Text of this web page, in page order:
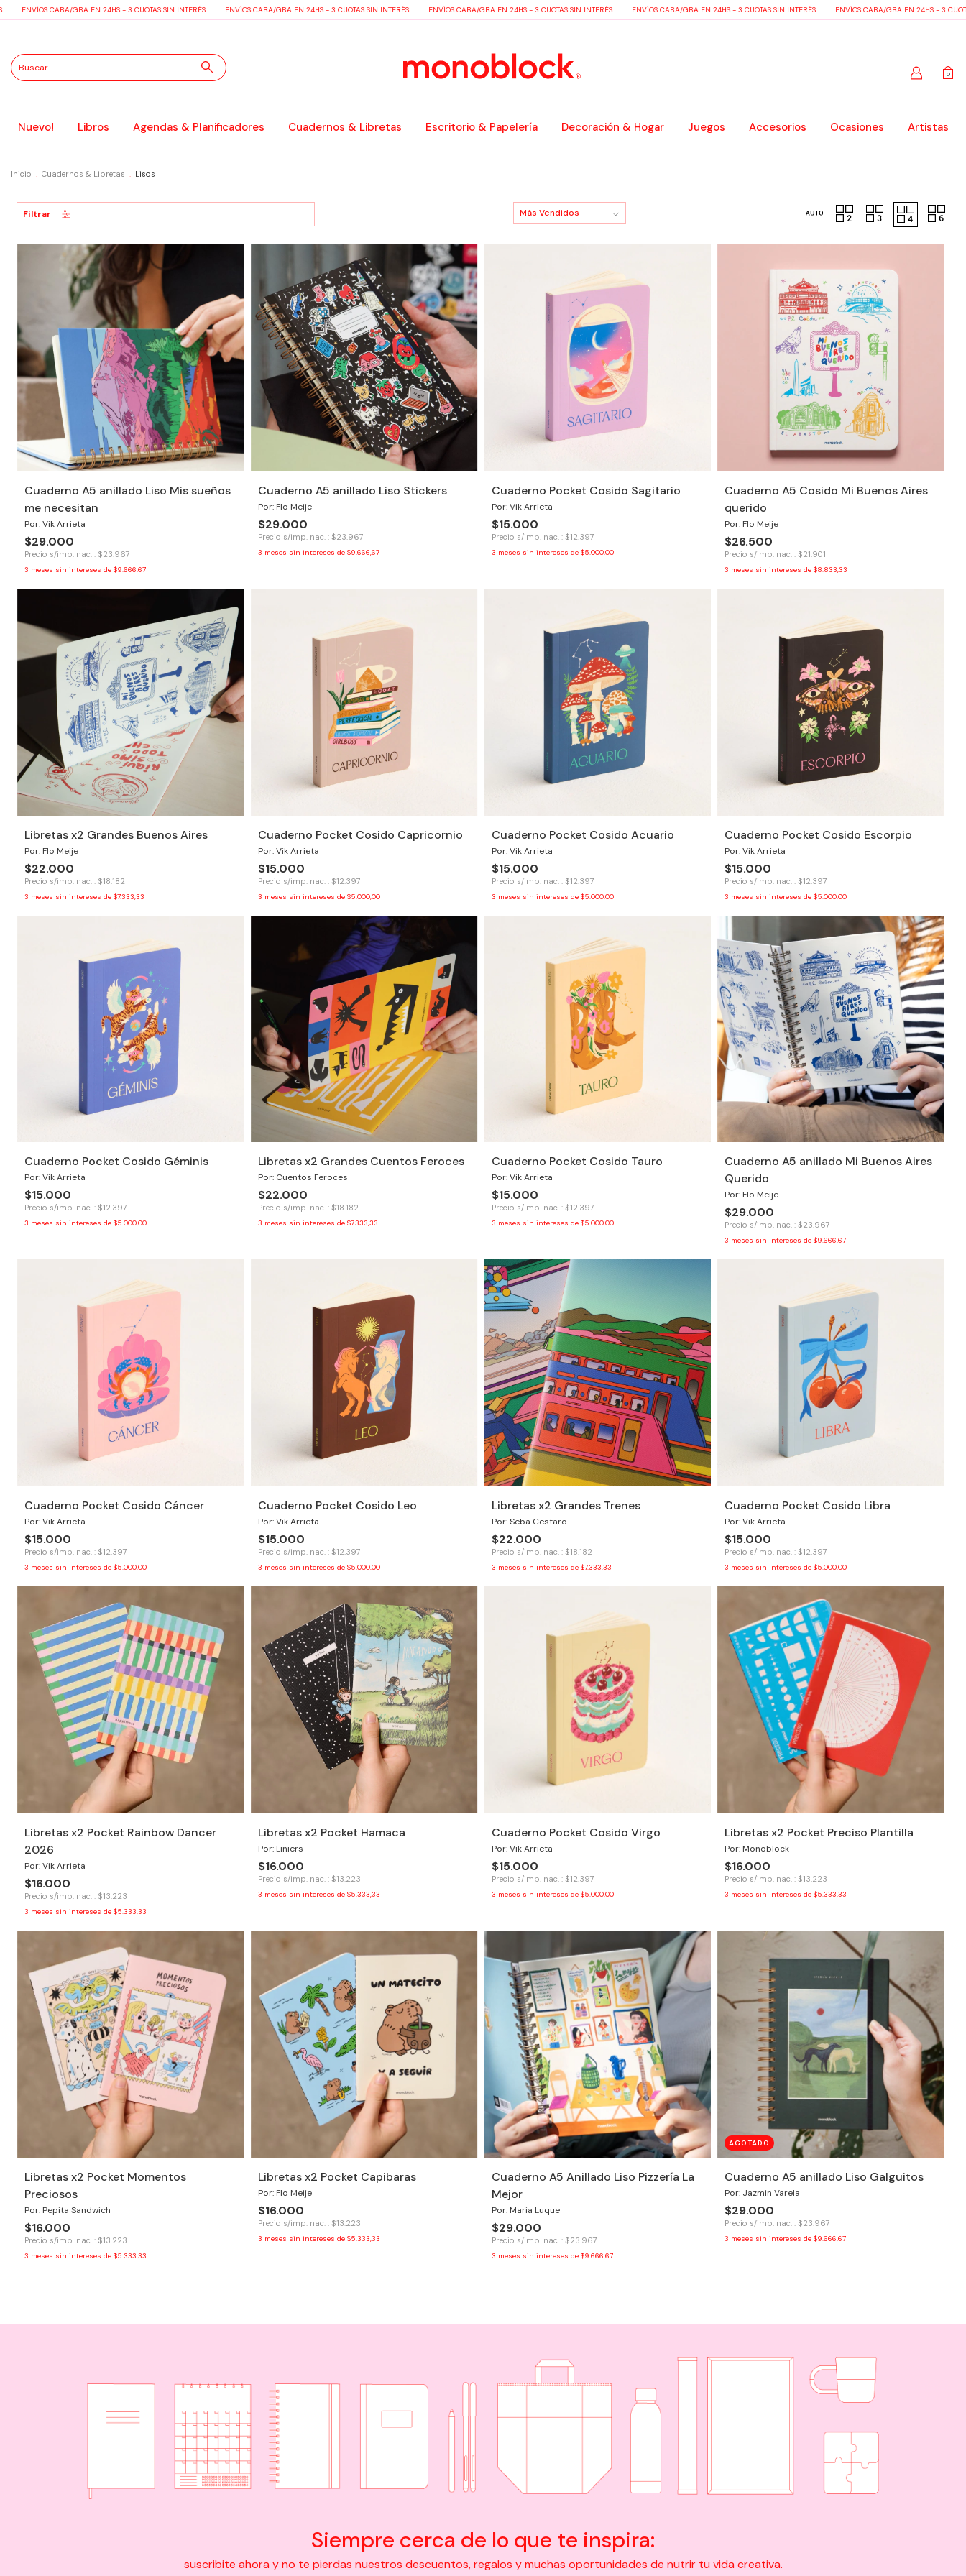
CABA/GBA EN 24HS - 3 CUOTAS SIN INTERÉS ENVÍOS CABA/GBA EN 24HS - 3 CUOTAS SIN INTERÉS ENVÍOS CABA/GBA EN 24HS - 3 CUOTAS SIN INTERÉS ENVÍOS CABA/GBA EN 24HS - 3 CUOTAS SIN INTERÉS ENVÍOS CABA/GBA EN 24HS - 3 CUOTAS SIN
0
Nuevo! Libros Agendas & Planificadores Cuadernos & Libretas Escritorio & Papelería Decoración & Hogar Juegos Accesorios Ocasiones Artistas
Inicio . Cuadernos & Libretas . Lisos
Filtrar
Cuaderno A5 anillado Liso Mis sueños
me necesitan
Por: Vik Arrieta
$29.000
Precio s/imp. nac. : $23.967
3 meses sin intereses de $9.666,67
Cuaderno A5 anillado Liso Stickers
Por: Flo Meije
$29.000
Precio s/imp. nac. : $23.967
3 meses sin intereses de $9.666,67
Cuaderno Pocket Cosido Sagitario
Por: Vik Arrieta
$15.000
Precio s/imp. nac. : $12.397
3 meses sin intereses de $5.000,00
Cuaderno A5 Cosido Mi Buenos Aires
querido
Por: Flo Meije
$26.500
Precio s/imp. nac. : $21.901
3 meses sin intereses de$8.833,33
Libretas x2 Grandes Buenos Aires
Por: Flo Meije
$22.000
Precio s/imp. nac. : $18.182
3 meses sin intereses de $7.333,33
Cuaderno Pocket Cosido Capricornio
Por: Vik Arrieta
$15.000
Precio s/imp. nac. : $12.397
3 meses sin intereses de $5.000,00
Cuaderno Pocket Cosido Acuario
Por: Vik Arrieta
$15.000
Precio s/imp. nac. : $12.397
3 meses sin intereses de $5.000,00
Cuaderno Pocket Cosido Escorpio
Por: Vik Arrieta
$15.000
Precio s/imp. nac. : $12.397
3 meses sin intereses de$5.000,00
Cuaderno Pocket Cosido Géminis
Por: Vik Arrieta
$15.000
Precio s/imp. nac. : $12.397
3 meses sin intereses de $5.000,00
Libretas x2 Grandes Cuentos Feroces
Por: Cuentos Feroces
$22.000
Precio s/imp. nac. : $18.182
3 meses sin intereses de $7.333,33
Cuaderno Pocket Cosido Tauro
Por: Vik Arrieta
$15.000
Precio s/imp. nac. : $12.397
3 meses sin intereses de $5.000,00
Cuaderno A5 anillado Mi Buenos Aires
Querido
Por: Flo Meije
$29.000
Precio s/imp. nac. : $23.967
3 meses sin intereses de$9.666,67
Cuaderno Pocket Cosido Cáncer
Por: Vik Arrieta
$15.000
Precio s/imp. nac. : $12.397
3 meses sin intereses de $5.000,00
Cuaderno Pocket Cosido Leo
Por: Vik Arrieta
$15.000
Precio s/imp. nac. : $12.397
3 meses sin intereses de $5.000,00
Libretas x2 Grandes Trenes
Por: Seba Cestaro
$22.000
Precio s/imp. nac. : $18.182
3 meses sin intereses de $7.333,33
Cuaderno Pocket Cosido Libra
Por: Vik Arrieta
$15.000
Precio s/imp. nac. : $12.397
3 meses sin intereses de$5.000,00
Libretas x2 Pocket Rainbow Dancer
2026
Por: Vik Arrieta
$16.000
Precio s/imp. nac. : $13.223
3 meses sin intereses de $5.333,33
Libretas x2 Pocket Hamaca
Por: Liniers
$16.000
Precio s/imp. nac. : $13.223
3 meses sin intereses de $5.333,33
Cuaderno Pocket Cosido Virgo
Por: Vik Arrieta
$15.000
Precio s/imp. nac. : $12.397
3 meses sin intereses de $5.000,00
Libretas x2 Pocket Preciso Plantilla
Por: Monoblock
$16.000
Precio s/imp. nac. : $13.223
3 meses sin intereses de$5.333,33
Libretas x2 Pocket Momentos
Preciosos
Por: Pepita Sandwich
$16.000
Precio s/imp. nac. : $13.223
3 meses sin intereses de $5.333,33
Libretas x2 Pocket Capibaras
Por: Flo Meije
$16.000
Precio s/imp. nac. : $13.223
3 meses sin intereses de $5.333,33
Cuaderno A5 Anillado Liso Pizzería La
Mejor
Por: Maria Luque
$29.000
Precio s/imp. nac. : $23.967
3 meses sin intereses de $9.666,67
AGOTADO
Cuaderno A5 anillado Liso Galguitos
Por: Jazmin Varela
$29.000
Precio s/imp. nac. : $23.967
3 meses sin intereses de$9.666,67
Siempre cerca de lo que te inspira:
suscribite ahora y no te pierdas nuestros descuentos, regalos y muchas oportunidades de nutrir tu vida creativa.